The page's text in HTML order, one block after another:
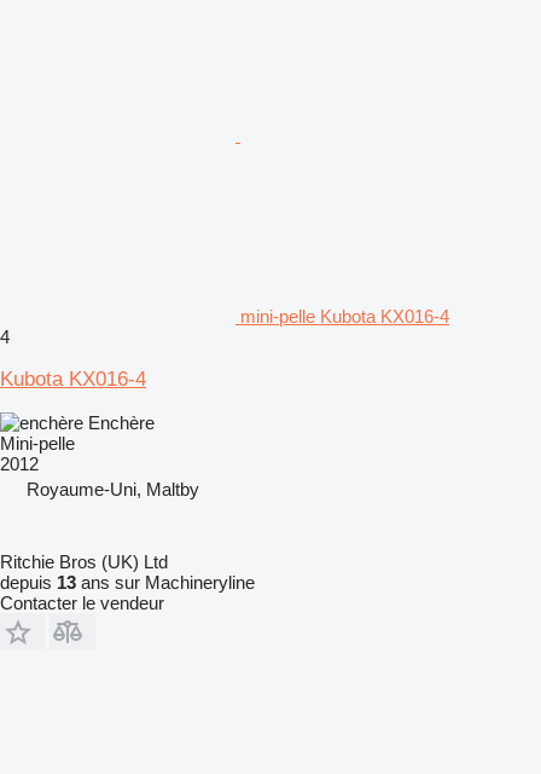
mini-pelle Kubota KX016-4
4
Kubota KX016-4
Enchère
Mini-pelle
2012
Royaume-Uni, Maltby
Ritchie Bros (UK) Ltd
depuis 13 ans sur Machineryline
Contacter le vendeur